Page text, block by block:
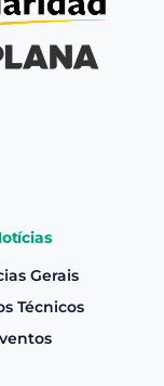
Gerais
Técnicos